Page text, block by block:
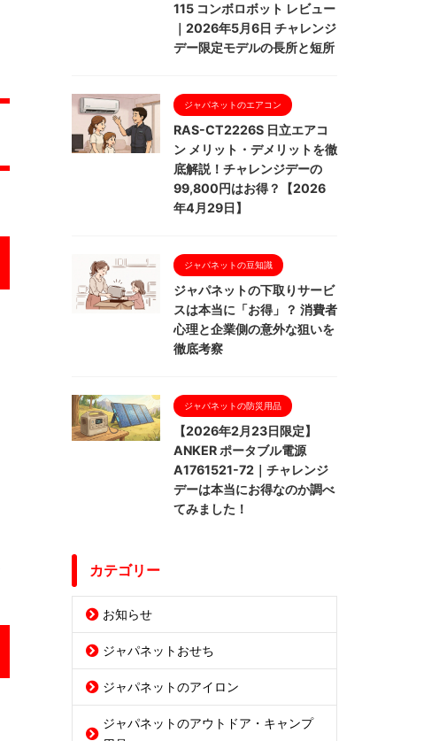
115 コンボロボット レビュー
｜2026年5月6日 チャレンジ
デー限定モデルの長所と短所
ジャパネットのエアコン
RAS-CT2226S 日立エアコ
ン メリット・デメリットを徹
底解説！チャレンジデーの
99,800円はお得？【2026
年4月29日】
ジャパネットの豆知識
ジャパネットの下取りサービ
スは本当に「お得」？ 消費者
心理と企業側の意外な狙いを
徹底考察
ジャパネットの防災用品
【2026年2月23日限定】
ANKER ポータブル電源
A1761521-72｜チャレンジ
デーは本当にお得なのか調べ
てみました！
カテゴリー
お知らせ
ジャパネットおせち
ジャパネットのアイロン
ジャパネットのアウトドア・キャンプ